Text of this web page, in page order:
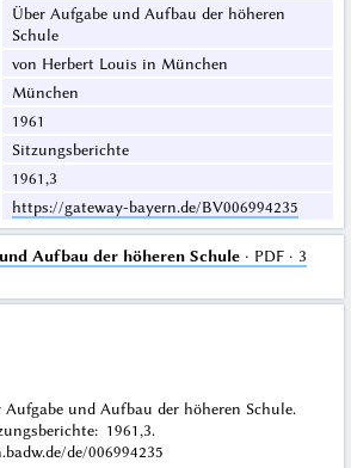
Über Aufgabe und Aufbau der höheren
Schule
von Herbert Louis in München
München
1961
Sitzungsberichte
1961,3
https://gateway-bayern.de/BV006994235
Aufbau der höheren Schule· PDF · 3
und Aufbau der höheren Schule.
1961,3.
de/006994235